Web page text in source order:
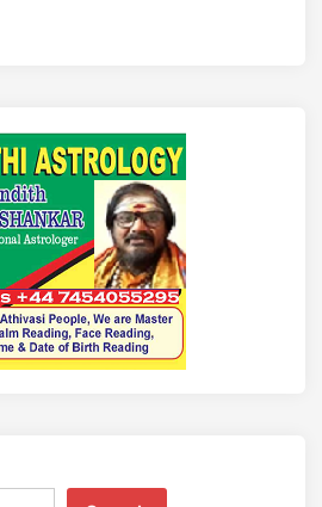
த
ற்
கு
சி
று
பி
ள்
ளை
க
கா